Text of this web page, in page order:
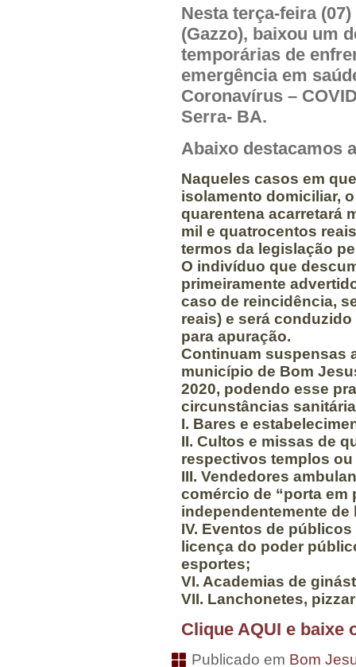
Nesta terça-feira
(Gazzo), baixou um
temporárias de
emergência em
Coronavírus –
Serra- BA.
Abaixo destacamos
Naqueles casos em
isolamento domiciliar,
quarentena acarretará
mil e quatrocentos
termos da legislação
O indivíduo que
primeiramente
caso de reincidência,
reais) e será
para apuração.
Continuam suspensas
município de Bom
2020, podendo esse
circunstâncias
I. Bares e
II. Cultos e missas de
respectivos templos
III. Vendedores
comércio de “porta em
independentemente de
IV. Eventos de
licença do poder
esportes;
VI. Academias de
VII. Lanchonetes,
Clique AQUI e baixe
Publicado em Bom